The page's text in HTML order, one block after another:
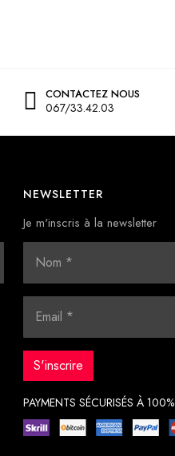
CONTACTEZ NOUS
067/33.42.03
NEWSLETTER
Je m'inscris à la newsletter
PAYMENTS SÉCURISÉS À 100%